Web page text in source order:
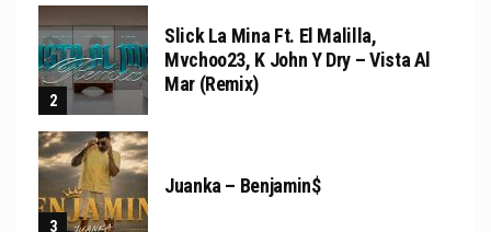
Slick La Mina Ft. El Malilla,
Mvchoo23, K John Y Dry – Vista Al
Mar (Remix)
Juanka – Benjamin$